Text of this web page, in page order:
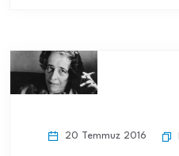
20 Temmuz 2016